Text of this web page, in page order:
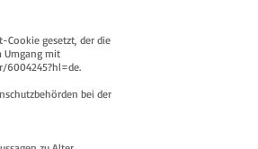
Cookie gesetzt, der die
Umgang mit
6004245?hl=de.
bei der